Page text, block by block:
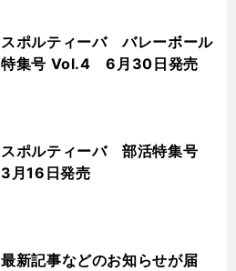
スポルティーバ バレーボール
特集号 Vol.4 6月30日発売
スポルティーバ 部活特集号
3月16日発売
最新記事などのお知らせが届